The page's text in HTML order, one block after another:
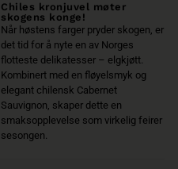
Chiles kronjuvel møter
skogens konge!
Når høstens farger pryder skogen, er
det tid for å nyte en av Norges
flotteste delikatesser – elgkjøtt.
Kombinert med en fløyelsmyk og
elegant chilensk Cabernet
Sauvignon, skaper dette en
smaksopplevelse som virkelig feirer
sesongen.